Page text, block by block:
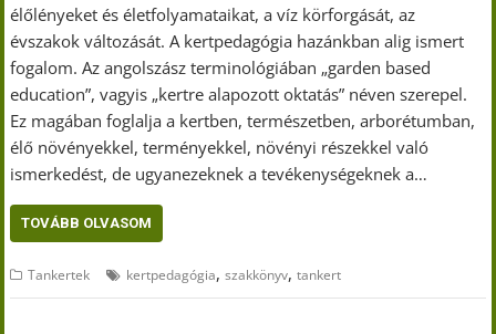
élőlényeket és életfolyamataikat, a víz körforgását, az
évszakok változását. A kertpedagógia hazánkban alig ismert
fogalom. Az angolszász terminológiában „garden based
education”, vagyis „kertre alapozott oktatás” néven szerepel.
Ez magában foglalja a kertben, természetben, arborétumban,
élő növényekkel, terményekkel, növényi részekkel való
ismerkedést, de ugyanezeknek a tevékenységeknek a…
TOVÁBB OLVASOM
Tankertek kertpedagógia,szakkönyv,tankert